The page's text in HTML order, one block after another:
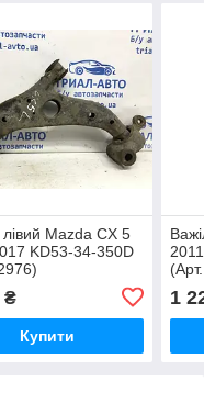
лівий Mazda CX 5
KD53-34-350D
₴
Купити
1